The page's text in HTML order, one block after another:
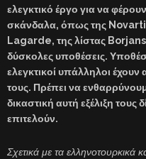
ελεγκτικό έργο για να
σκάνδαλα, όπως της
Lagarde, της λίστας Borjans
δύσκολες υποθέσεις.
ελεγκτικοί υπάλληλοι
τους. Πρέπει να
δικαστική αυτή εξέλιξη τους
επιτελούν.
Σχετικά με τα ελληνοτουρκικά